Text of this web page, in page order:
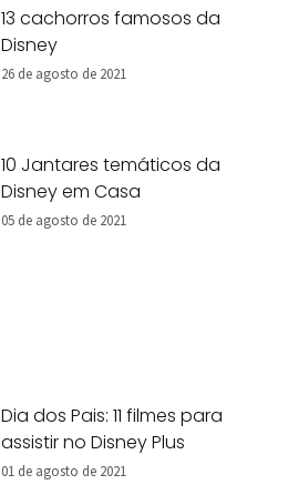
13 cachorros famosos da
Disney
26 de agosto de 2021
10 Jantares temáticos da
Disney em Casa
05 de agosto de 2021
Dia dos Pais: 11 filmes para
assistir no Disney Plus
01 de agosto de 2021